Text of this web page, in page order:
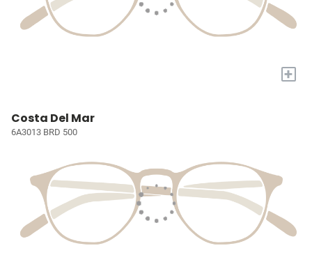
+
Costa Del Mar
6A3013 BRD 500